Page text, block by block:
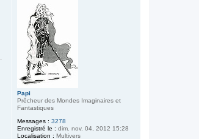
Papi
Prêcheur des Mondes Imaginaires et
Fantastiques
Messages : 3278
Enregistré le : dim. nov. 04, 2012 15:28
Localisation : Multivers